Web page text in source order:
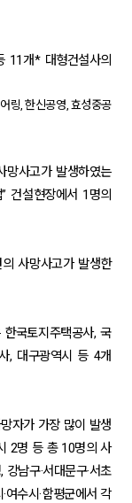
11개* 대형건설사의
링, 한신공영, 효성중공
망사고가 발생하였는
건설현장에서 1명의
사망사고가 발생한
국토지주택공사, 국
, 대구광역시 등 4개
자가 가장 많이 발생
2명 등 총 10명의 사
남구·서대문구·서초
여수시·함평군에서 각